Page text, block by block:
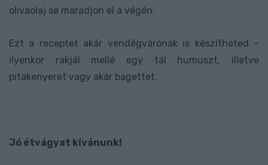
olivaolaj se maradjon el a végén.
Ezt a receptet akár vendégvárónak is készítheted –
ilyenkor rakjál mellé egy tál humuszt, illetve
pitakenyeret vagy akár bagettet.
Jó étvágyat kívánunk!